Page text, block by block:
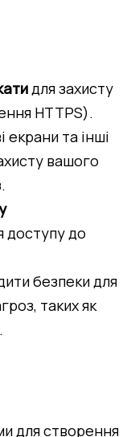
для захисту
HTTPS).
та інші
вашого
доступу до
безпеки для
таких як
для створення